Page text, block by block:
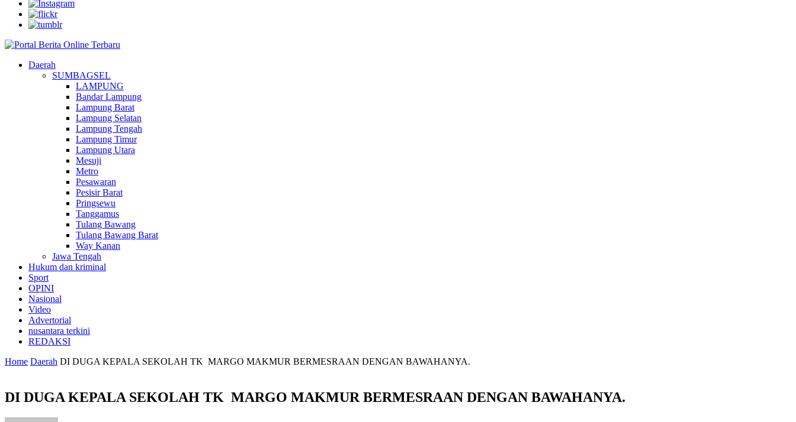
Daerah
SUMBAGSEL
LAMPUNG
Bandar Lampung
Lampung Barat
Lampung Selatan
Lampung Tengah
Lampung Timur
Lampung Utara
Mesuji
Metro
Pesawaran
Pesisir Barat
Pringsewu
Tanggamus
Tulang Bawang
Tulang Bawang Barat
Way Kanan
Jawa Tengah
Hukum dan kriminal
Sport
OPINI
Nasional
Video
Advertorial
nusantara terkini
REDAKSI
Home Daerah DI DUGA KEPALA SEKOLAH TK MARGO MAKMUR BERMESRAAN DENGAN BAWAHANYA.
DI DUGA KEPALA SEKOLAH TK MARGO MAKMUR BERMESRAAN DENGAN BAWAHANYA.